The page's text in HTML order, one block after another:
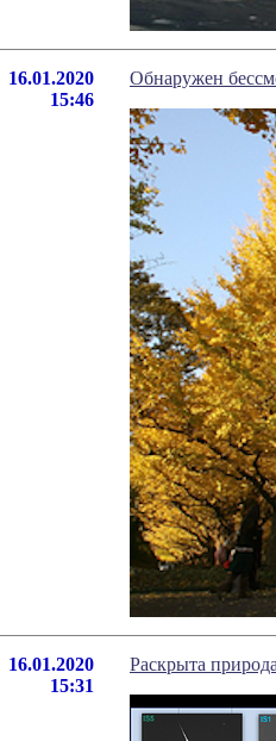
16.01.2020
15:46
Обнаружен
16.01.2020
15:31
Раскрыта